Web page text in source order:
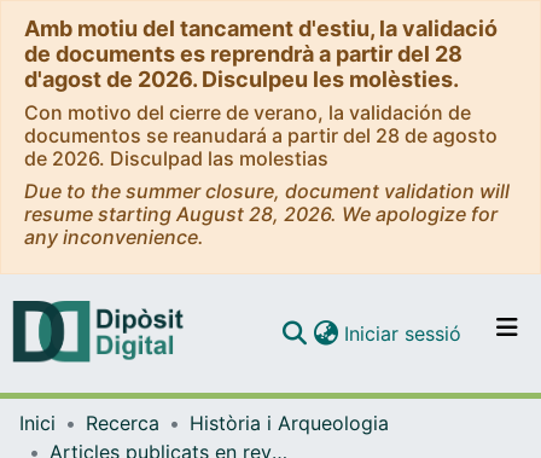
Amb motiu del tancament d'estiu, la validació
de documents es reprendrà a partir del 28
d'agost de 2026. Disculpeu les molèsties.
Con motivo del cierre de verano, la validación de
documentos se reanudará a partir del 28 de agosto
de 2026. Disculpad las molestias
Due to the summer closure, document validation will
resume starting August 28, 2026. We apologize for
any inconvenience.
Navega per tot el DD
Iniciar sessió (current)
Inici Recerca
Història i Arqueologia
Articles publicats en revistes (Història i Arqueologia)